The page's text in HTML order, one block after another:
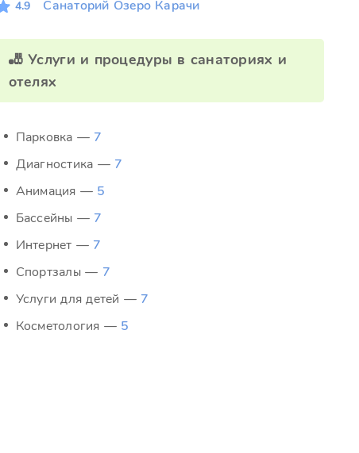
4.9 Санаторий Озеро Карачи
🎳 Услуги и процедуры в санаториях и
отелях
Парковка — 7
Диагностика — 7
Анимация — 5
Бассейны — 7
Интернет — 7
Спортзалы — 7
Услуги для детей — 7
Косметология — 5